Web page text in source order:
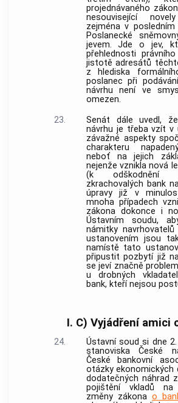
projednávaného
nesouvisející
zejména v
Poslanecké
jevem. Jde o jev,
přehlednosti
jistotě adresátů
z hlediska
poslanec při
návrhu není ve
omezen.
23.
Senát dále uvedl,
návrhu je třeba vzít v
závažné aspekty
charakteru
neboť na jejich
nejenže vznikla nová
(k odškodnění
zkrachovalých bank
úpravy již v
mnoha případech
zákona dokonce i
Ústavním soudu,
námitky
ustanovením jsou
namístě tato
připustit pozbytí již
se jeví značně
u drobných
bank, kteří nejsou
I. C) Vyjádření amici
24. Ústavní soud si dne
stanoviska České
České bankovní
otázky ekonomických
dodatečných náhrad
pojištění vkladů na
změny zákonao